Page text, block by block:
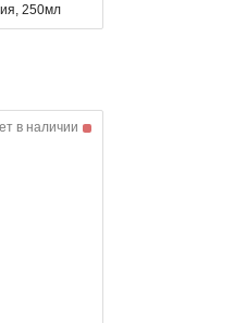
250мл
в наличии